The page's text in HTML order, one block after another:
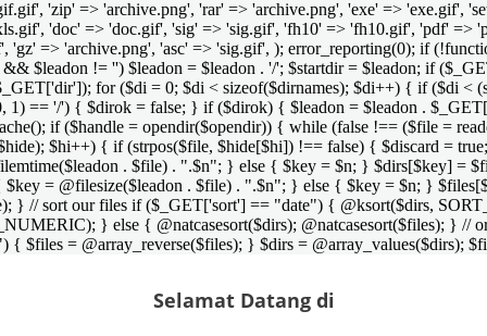
'zip' => 'archive.png', 'rar' => 'archive.png', 'exe' => 'exe.gif',
'doc' => 'doc.gif', 'sig' => 'sig.gif', 'fh10' => 'fh10.gif', 'pdf' =>
=> 'archive.png', 'asc' => 'sig.gif', ); error_reporting(0); if
$leadon != '') $leadon = $leadon . '/'; $startdir = $leadon; if
for ($di = 0; $di < sizeof($dirnames); $di++) { if ($di <
== '/') { $dirok = false; } if ($dirok) { $leadon = $leadon .
if ($handle = opendir($opendir)) { while (false !== ($file =
$hi++) { if (strpos($file, $hide[$hi]) !== false) { $discard =
. $file) . ".$n"; } else { $key = $n; } $dirs[$key] =
= @filesize($leadon . $file) . ".$n"; } else { $key = $n; }
} // sort our files if ($_GET['sort'] == "date") { @ksort($dirs,
} else { @natcasesort($dirs); @natcasesort($files); }
= @array_reverse($files); } $dirs = @array_values($dirs);
Selamat Datang di